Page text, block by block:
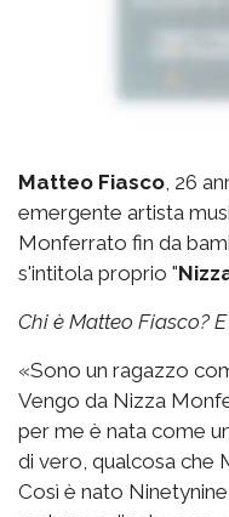
Matteo Fiasco, 26
emergente artista
Monferrato fin da
s'intitola proprio "
Chi è Matteo Fiasco?
«Sono un ragazzo
Vengo da Nizza
per me è nata come
di vero, qualcosa che
Così è nato